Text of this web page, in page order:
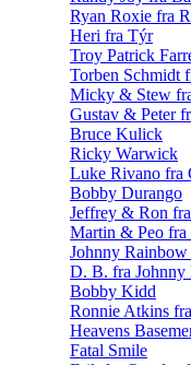
Ryan Roxie fra
Heri fra Týr
Troy Patrick
Torben Schmidt
Micky & Stew
Gustav & Peter
Bruce Kulick
Ricky Warwick
Luke Rivano fra
Bobby Durango
Jeffrey & Ron
Martin & Peo fra
Johnny
D. B. fra Johnny
Bobby Kidd
Ronnie Atkins
Heavens
Fatal Smile